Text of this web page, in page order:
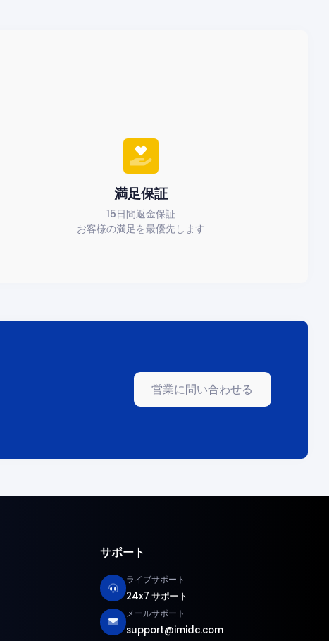
満足保証
15日間返金保証
お客様の満足を最優先します
営業に問い合わせる
サポート
ライブサポート
24x7 サポート
メールサポート
support@imidc.com